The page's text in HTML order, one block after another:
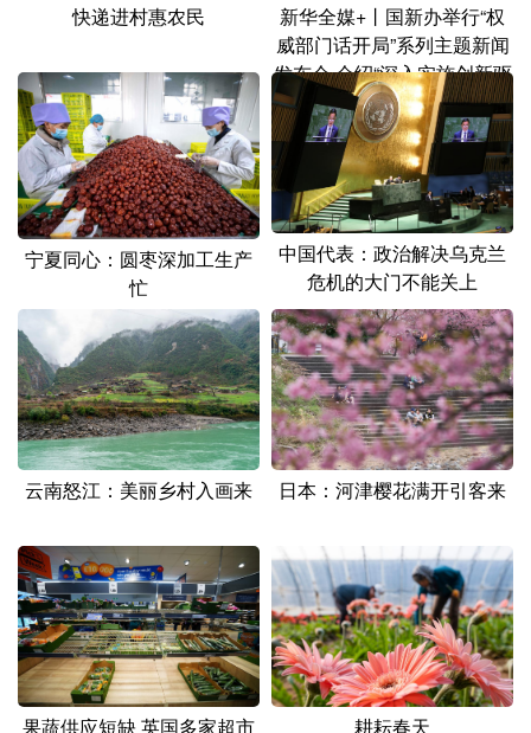
English Español Français عربى
Русский язык 日本語 한국어
Deutsch Português
快递进村惠农民
新华全媒+丨国新办举行“权
威部门话开局”系列主题新闻
发布会 介绍“深入实施创新驱
动发展战略，加快建设科技
强国”
宁夏同心：圆枣深加工生产
忙
中国代表：政治解决乌克兰
危机的大门不能关上
云南怒江：美丽乡村入画来 日本：河津樱花满开引客来
果蔬供应短缺 英国多家超市 耕耘春天